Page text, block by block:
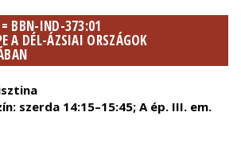
BBN-IND-373:01
A DÉL-ÁZSIAI ORSZÁGOK
szerda 14:15–15:45; A ép. III. em.